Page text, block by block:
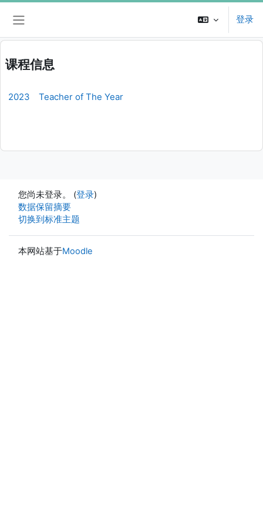
跳到主要内容
登录
课程信息
2023 Teacher of The Year
您尚未登录。 (登录)
‎数据保留摘要‎
切换到标准主题
本网站基于Moodle